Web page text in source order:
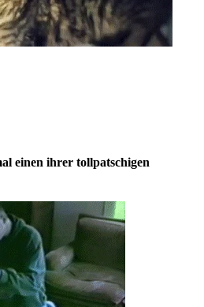
einen ihrer tollpatschigen